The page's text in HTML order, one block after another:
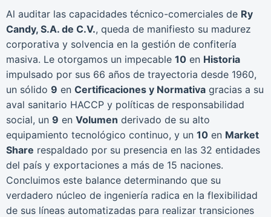
Al auditar las capacidades técnico-comerciales de Ry
Candy, S.A. de C.V., queda de manifiesto su madurez
corporativa y solvencia en la gestión de confitería
masiva. Le otorgamos un impecable 10 en Historia
impulsado por sus 66 años de trayectoria desde 1960,
un sólido 9 en Certificaciones y Normativa gracias a su
aval sanitario HACCP y políticas de responsabilidad
social, un 9 en Volumen derivado de su alto
equipamiento tecnológico continuo, y un 10 en Market
Share respaldado por su presencia en las 32 entidades
del país y exportaciones a más de 15 naciones.
Concluimos este balance determinando que su
verdadero núcleo de ingeniería radica en la flexibilidad
de sus líneas automatizadas para realizar transiciones